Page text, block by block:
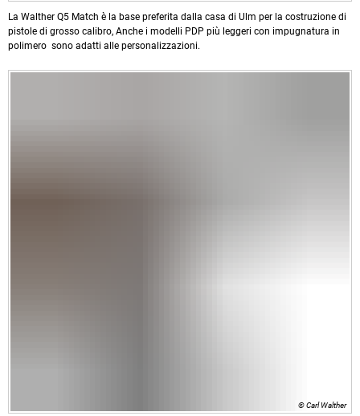
La Walther Q5 Match è la base preferita dalla casa di Ulm per la costruzione di
pistole di grosso calibro, Anche i modelli PDP più leggeri con impugnatura in
polimero sono adatti alle personalizzazioni.
© Carl Walther